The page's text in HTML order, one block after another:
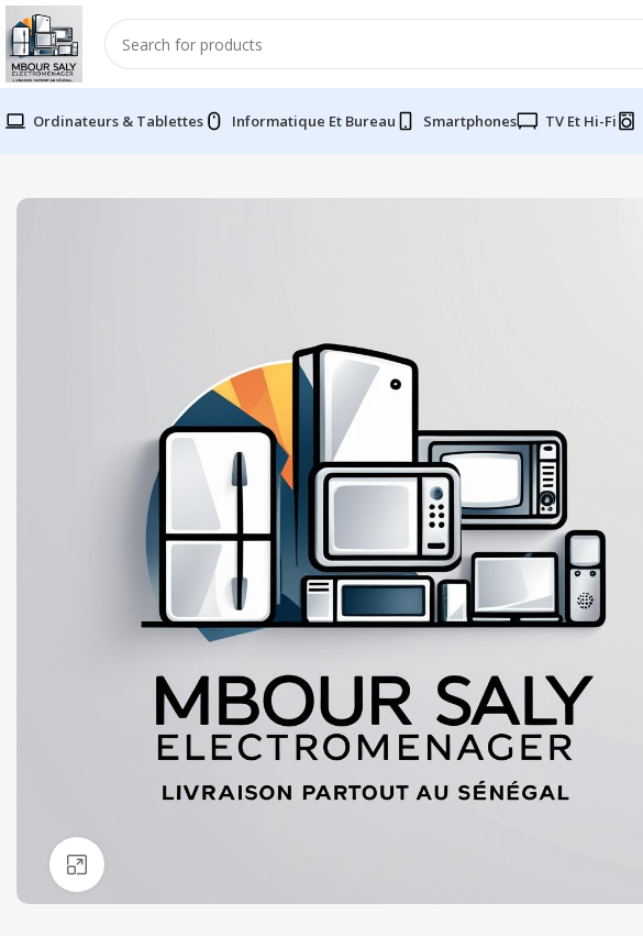
Ordinateurs & Tablettes Informatique Et Bureau Smartphones TV Et Hi-Fi